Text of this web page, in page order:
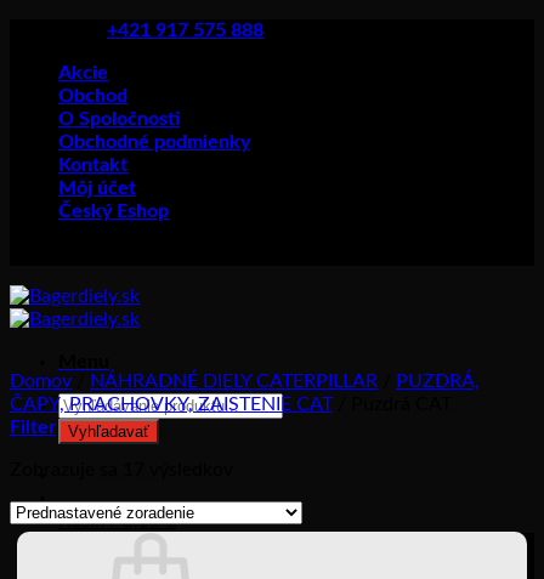
content
+421 917 575 888
Akcie
Obchod
O Spoločnosti
Obchodné podmienky
Kontakt
Môj účet
Český Eshop
Products
search
Vyhľadavať
Košík /0,00€
Domov NÁHRADNÉ DIELY CATERPILLAR
PUZDRÁ,
ČAPY, PRACHOVKY, ZAISTENIE CAT
Filter